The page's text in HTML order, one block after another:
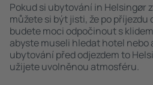
Pokud si ubytování in Helsingør
můžete si být jisti, že po příjezdu
budete moci odpočinout s
abyste museli hledat hotel nebo
ubytování před odjezdem to
užijete uvolněnou atmosféru.